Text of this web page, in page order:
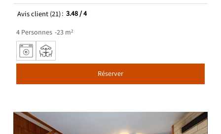
Avis client(21) 3.48/ 4
4 Personnes 23 m²
Réserver